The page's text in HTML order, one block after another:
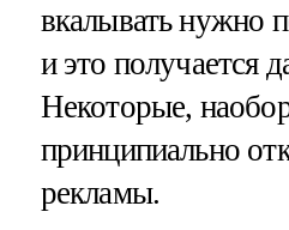
вкалывать нужно
и это получается
Некоторые,
принципиально
рекламы.